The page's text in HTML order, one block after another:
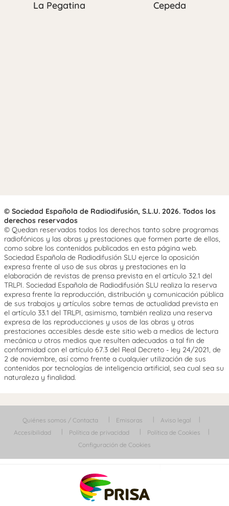
La Pegatina Cepeda
© Sociedad Española de Radiodifusión, S.L.U. 2026. Todos los
derechos reservados
© Quedan reservados todos los derechos tanto sobre programas
radiofónicos y las obras y prestaciones que formen parte de ellos,
como sobre los contenidos publicados en esta página web.
Sociedad Española de Radiodifusión SLU ejerce la oposición
expresa frente al uso de sus obras y prestaciones en la
elaboración de revistas de prensa prevista en el artículo 32.1 del
TRLPI. Sociedad Española de Radiodifusión SLU realiza la reserva
expresa frente la reproducción, distribución y comunicación pública
de sus trabajos y artículos sobre temas de actualidad prevista en
el artículo 33.1 del TRLPI, asimismo, también realiza una reserva
expresa de las reproducciones y usos de las obras y otras
prestaciones accesibles desde este sitio web a medios de lectura
mecánica u otros medios que resulten adecuados a tal fin de
conformidad con el artículo 67.3 del Real Decreto - ley 24/2021, de
2 de noviembre, así como frente a cualquier utilización de sus
contenidos por tecnologías de inteligencia artificial, sea cual sea su
naturaleza y finalidad.
Quiénes somos / Contacta Emisoras
Aviso legal
Accesibilidad
Política de privacidad
Política de Cookies
Configuración de Cookies